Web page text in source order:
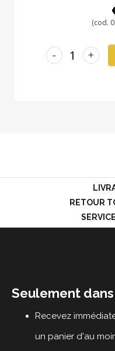
(cod.
+
-
RETOUR
Seulement
Recevez
un panier d'au